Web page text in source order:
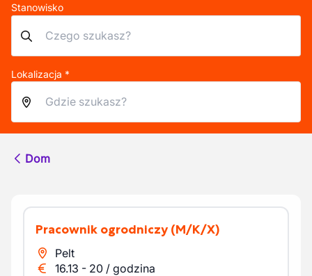
Stanowisko
Lokalizacja *
Dom
Pracownik ogrodniczy (M/K/X)
Pelt
16.13 - 20 / godzina